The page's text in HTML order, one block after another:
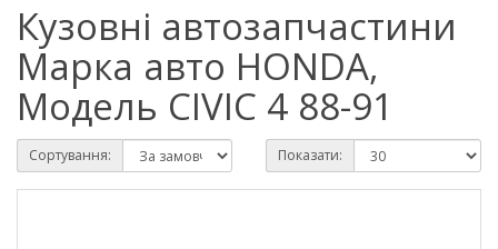
Кузовні автозапчастини
Марка авто HONDA,
Модель CIVIC 4 88-91
Сортування: Показати: